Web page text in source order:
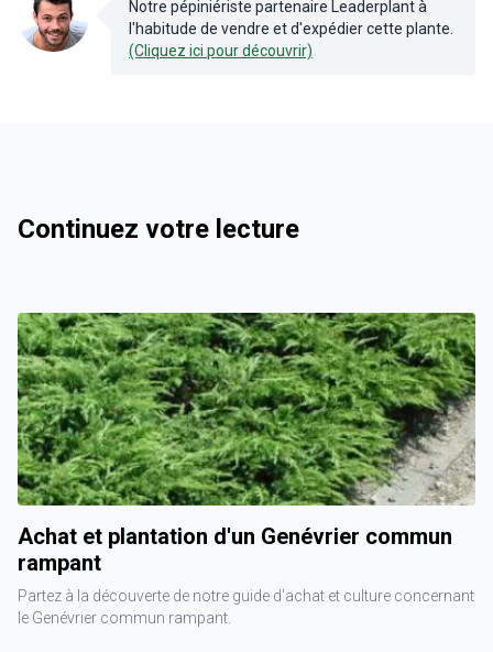
Notre pépiniériste partenaire Leaderplant à
l'habitude de vendre et d'expédier cette plante.
(Cliquez ici pour découvrir)
Continuez votre lecture
Achat et plantation d'un Genévrier commun
rampant
Partez à la découverte de notre guide d'achat et culture concernant
le Genévrier commun rampant.